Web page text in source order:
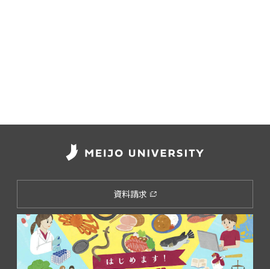
資料請求